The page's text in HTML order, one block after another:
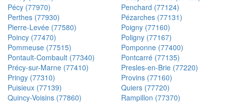
Pécy (77970)
Penchard (77124)
Perthes (77930)
Pézarches (77131)
Pierre-Levée (77580)
Poigny (77160)
Poincy (77470)
Poligny (77167)
Pommeuse (77515)
Pomponne (77400)
Pontault-Combault (77340)
Pontcarré (77135)
Précy-sur-Marne (77410)
Presles-en-Brie (77220)
Pringy (77310)
Provins (77160)
Puisieux (77139)
Quiers (77720)
Quincy-Voisins (77860)
Rampillon (77370)